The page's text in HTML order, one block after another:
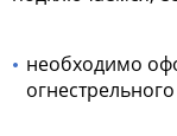
необходимо